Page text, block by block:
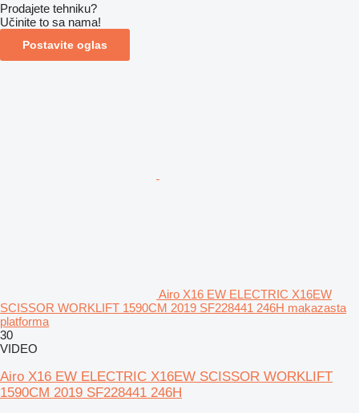
Prodajete tehniku?
Učinite to sa nama!
Postavite oglas
Airo X16 EW ELECTRIC X16EW
SCISSOR WORKLIFT 1590CM 2019 SF228441 246H makazasta
platforma
30
VIDEO
Airo X16 EW ELECTRIC X16EW SCISSOR WORKLIFT
1590CM 2019 SF228441 246H